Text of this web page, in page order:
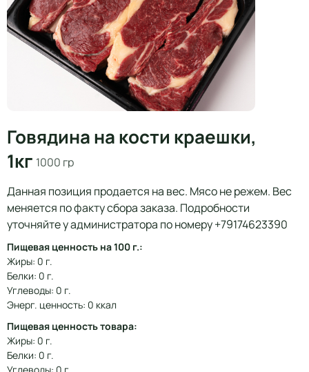
Говядина на кости краешки,
1кг 1000 гр
Данная позиция продается на вес. Мясо не режем. Вес
меняется по факту сбора заказа. Подробности
уточняйте у администратора по номеру +79174623390
Пищевая ценность на 100 г.:
Жиры: 0 г.
Белки: 0 г.
Углеводы: 0 г.
Энерг. ценность: 0 ккал
Пищевая ценность товара:
Жиры: 0 г.
Белки: 0 г.